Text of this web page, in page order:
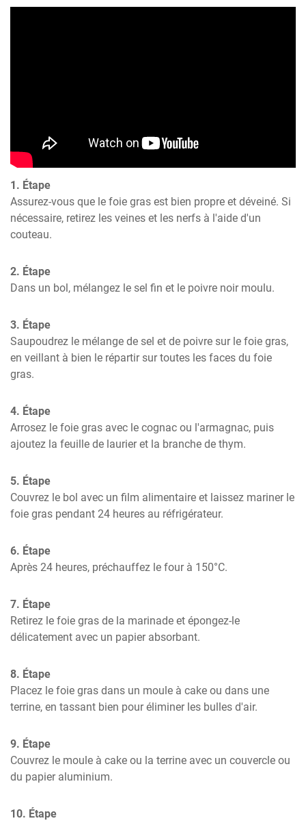
1. Étape
Assurez-vous que le foie gras est bien propre et déveiné. Si
nécessaire, retirez les veines et les nerfs à l'aide d'un
couteau.
2. Étape
Dans un bol, mélangez le sel fin et le poivre noir moulu.
3. Étape
Saupoudrez le mélange de sel et de poivre sur le foie gras,
en veillant à bien le répartir sur toutes les faces du foie
gras.
4. Étape
Arrosez le foie gras avec le cognac ou l'armagnac, puis
ajoutez la feuille de laurier et la branche de thym.
5. Étape
Couvrez le bol avec un film alimentaire et laissez mariner le
foie gras pendant 24 heures au réfrigérateur.
6. Étape
Après 24 heures, préchauffez le four à 150°C.
7. Étape
Retirez le foie gras de la marinade et épongez-le
délicatement avec un papier absorbant.
8. Étape
Placez le foie gras dans un moule à cake ou dans une
terrine, en tassant bien pour éliminer les bulles d'air.
9. Étape
Couvrez le moule à cake ou la terrine avec un couvercle ou
du papier aluminium.
10. Étape